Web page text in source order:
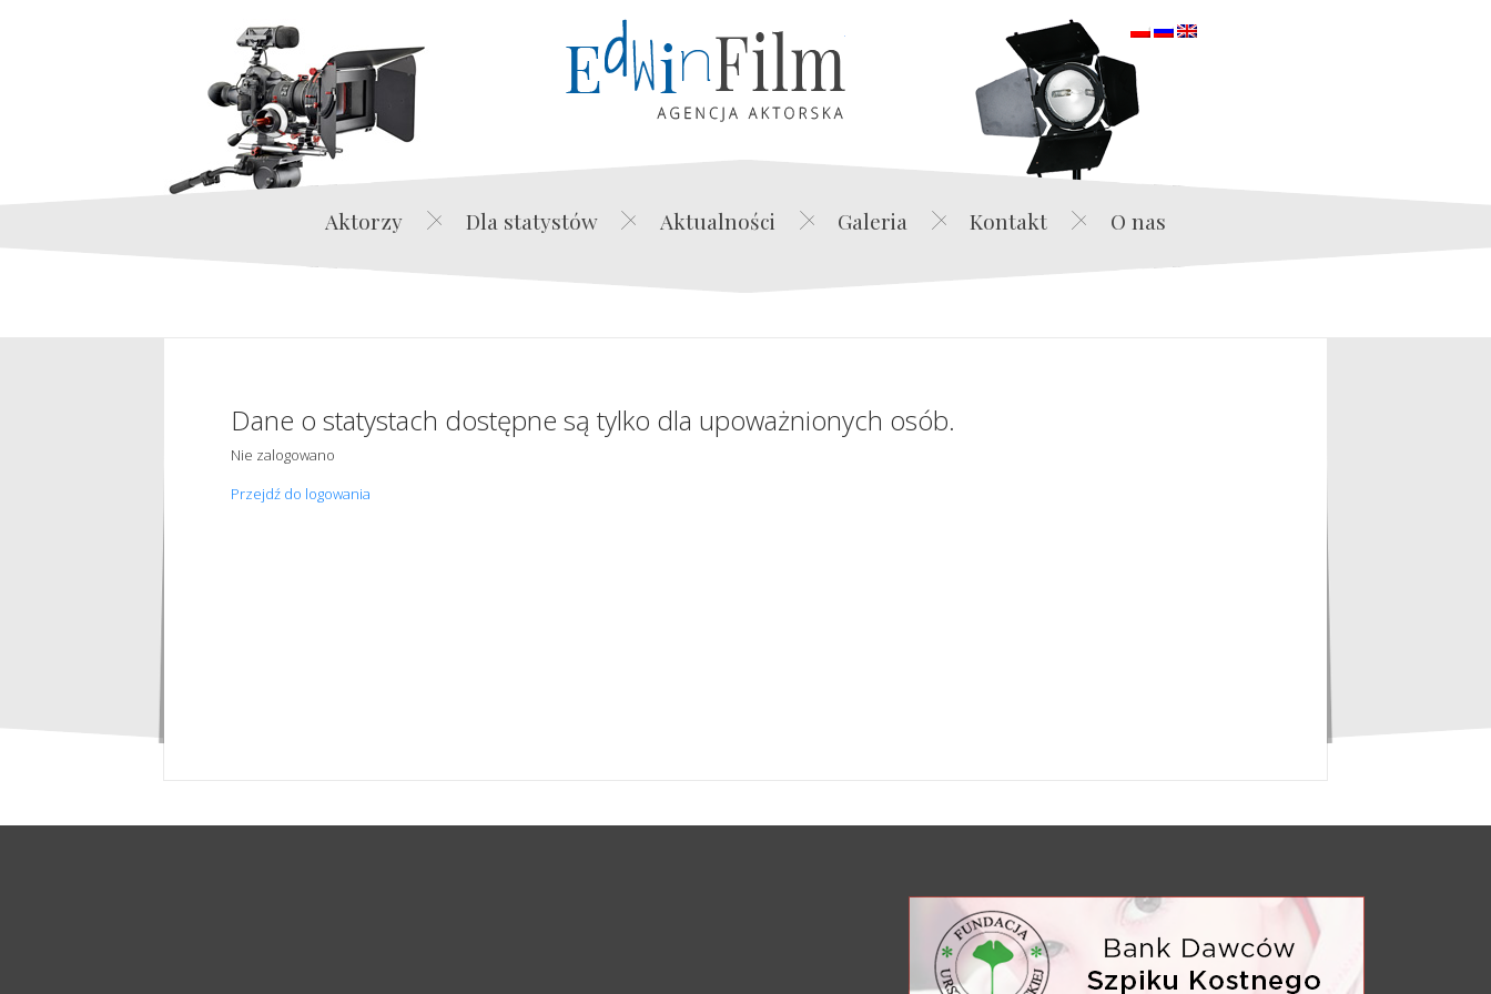
Edwin Film Agencja Aktorska
Aktorzy Dla statystów Aktualności Galeria Kontakt O nas
Dane o statystach dostępne są tylko dla upoważnionych osób.
Nie zalogowano
Przejdź do logowania